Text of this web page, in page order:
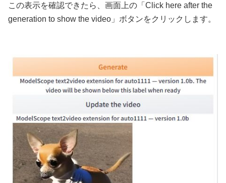
この表示を確認できたら、画面上の「Click here after the
generation to show the video」ボタンをクリックします。